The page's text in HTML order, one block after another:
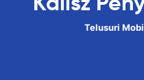
Telusuri